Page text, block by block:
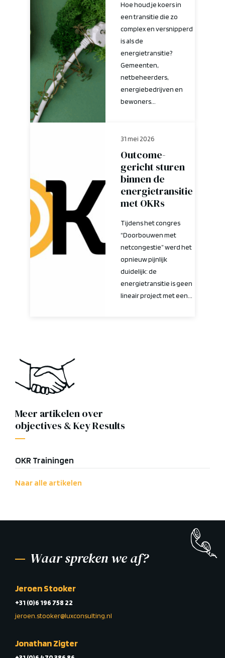
Hoe houd je koers in
een transitie die zo
complex en versnipperd
is als de
energietransitie?
Gemeenten,
netbeheerders,
energiebedrijven en
bewoners...
31 mei 2026
Outcome-
gericht sturen
binnen de
energietransitie
met OKRs
Tijdens het congres
“Doorbouwen met
netcongestie” werd het
opnieuw pijnlijk
duidelijk: de
energietransitie is geen
lineair project met een...
Meer artikelen over
Objectives & Key Results
OKR Trainingen
Naar alle artikelen
Waar spreken we af?
Jeroen Stooker
+31 (0)6 196 758 22
jeroen.stooker@luxconsulting.nl
Jonathan Zigter